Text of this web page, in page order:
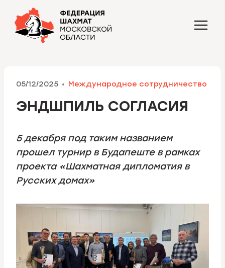
Перейти
содержимому
05/12/2025 Международное сотрудничество
ЭНДШПИЛЬ СОГЛАСИЯ
5 декабря под таким названием
прошел турнир в Будапеште в рамках
проекта «Шахматная дипломатия в
Русских домах»